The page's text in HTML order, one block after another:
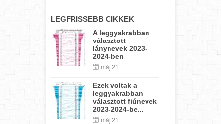
LEGFRISSEBB CIKKEK
A leggyakrabban
választott
lánynevek 2023-
2024-ben
máj 21
Ezek voltak a
leggyakrabban
választott fiúnevek
2023-2024-be...
máj 21